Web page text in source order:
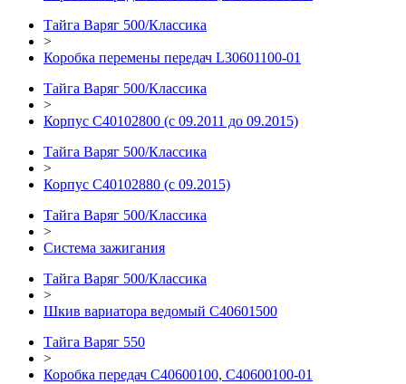
Тайга Варяг 500/Классика
>
Коробка перемены передач L30601100-01
Тайга Варяг 500/Классика
>
Корпус С40102800 (с 09.2011 до 09.2015)
Тайга Варяг 500/Классика
>
Корпус С40102880 (с 09.2015)
Тайга Варяг 500/Классика
>
Система зажигания
Тайга Варяг 500/Классика
>
Шкив вариатора ведомый C40601500
Тайга Варяг 550
>
Коробка передач C40600100, C40600100-01